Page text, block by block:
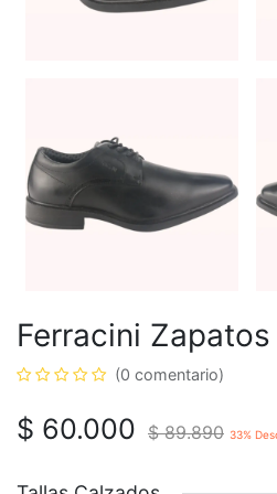
Ferracini
(0 comentario)
$ 60.000 $89.890 33%